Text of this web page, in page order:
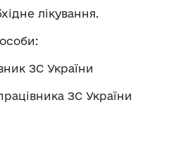
лікування.
ЗС України
ЗС України